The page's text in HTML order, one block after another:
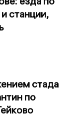
станции,
стада
по